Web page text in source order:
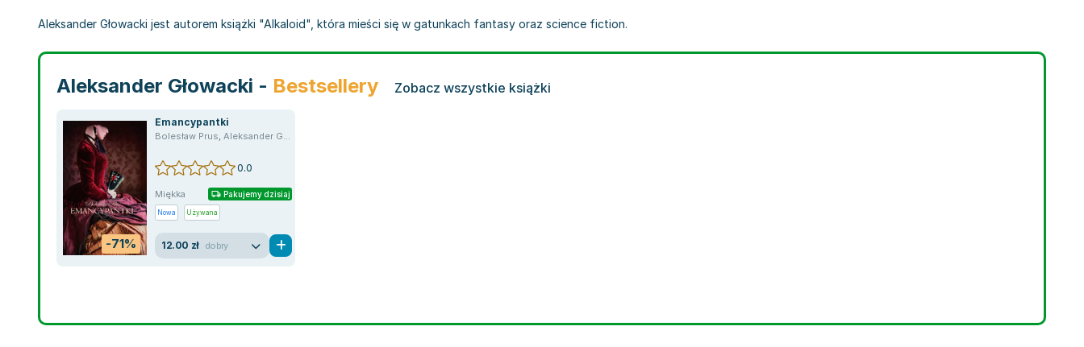
Aleksander Głowacki jest autorem książki "Alkaloid", która mieści się w gatunkach fantasy oraz science fiction.
Aleksander Głowacki - Bestsellery Zobacz wszystkie książki
-71%
Emancypantki
Bolesław Prus, Aleksander Głowacki
0.0
Miękka Pakujemy dzisiaj
Nowa Używana
12.00 zł dobry